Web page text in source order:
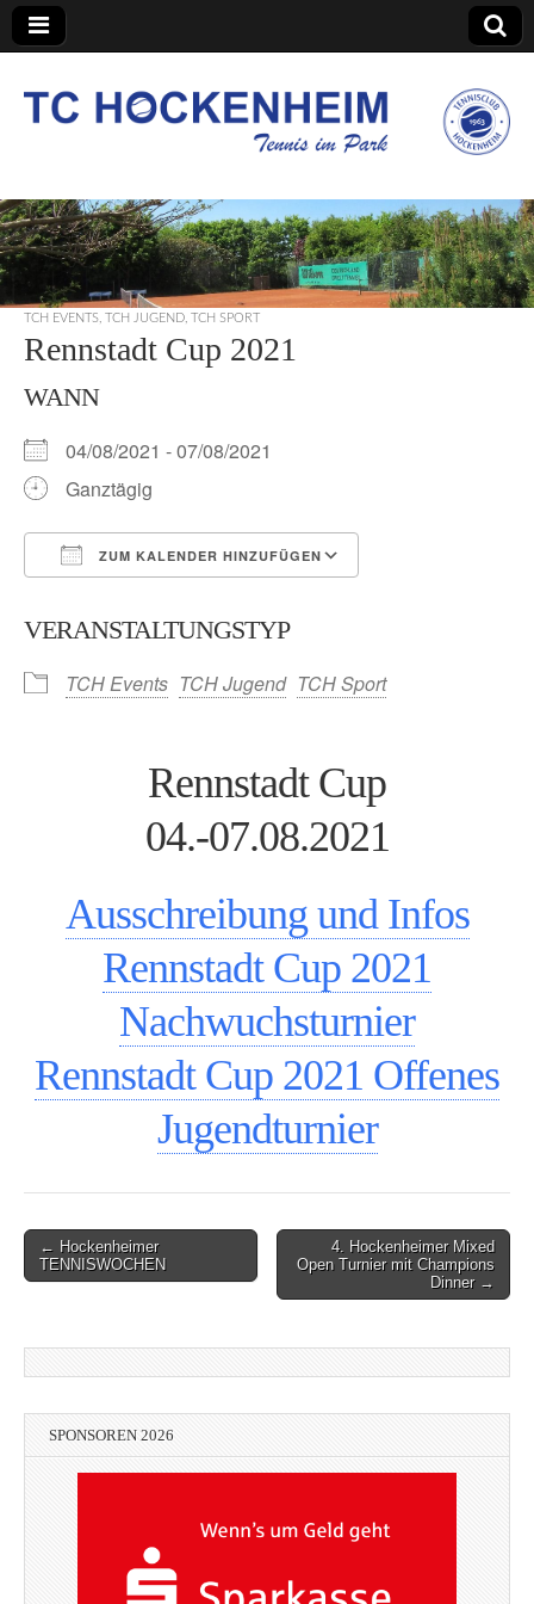
TC Hockenheim
TCH EVENTS TCH JUGEND TCH SPORT
Rennstadt Cup 2021
WANN
04/08/2021 - 07/08/2021
Ganztägig
ZUM KALENDER HINZUFÜGEN
VERANSTALTUNGSTYP
TCH Events TCH Jugend TCH Sport
Rennstadt Cup
04.-07.08.2021
Ausschreibung und Infos
Rennstadt Cup 2021
Nachwuchsturnier
Rennstadt Cup 2021 Offenes
Jugendturnier
Post
navigation
← Hockenheimer
TENNISWOCHEN
4. Hockenheimer Mixed
Open Turnier mit Champions
Dinner →
SPONSOREN 2026